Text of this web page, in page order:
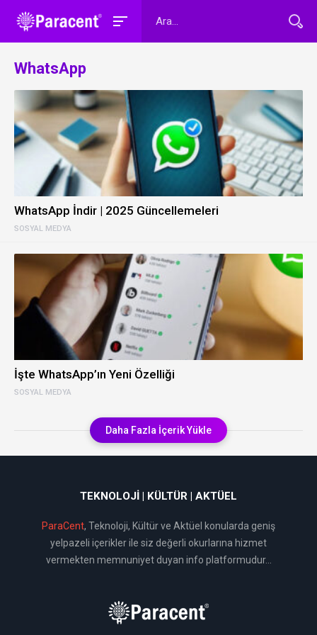
WhatsApp
SOSYAL MEDYA
WhatsApp İndir | 2025 Güncellemeleri
SOSYAL MEDYA
İşte WhatsApp’ın Yeni Özelliği
Daha Fazla İçerik Yükle
TEKNOLOJI | KÜLTÜR | AKTÜEL
ParaCent, Teknoloji, Kültür ve Aktüel konularda geniş
yelpazeli içerikler ile siz değerli okurlarına hizmet
vermekten memnuniyet duyan info platformudur...